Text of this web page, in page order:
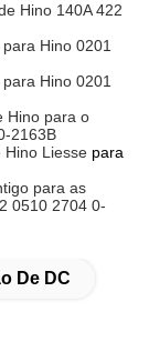
Hino 140A 422
Hino 0201
Hino 0201
Hino para o
2163B
Hino Liesse para
para as
0510 2704 0-
De DC